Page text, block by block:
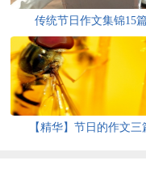
传统节日作文集锦15
【精华】节日的作文三